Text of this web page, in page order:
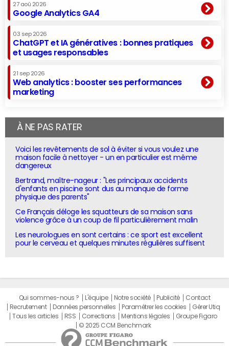
27 aoû 2026
Google Analytics GA4
03 sep 2026
ChatGPT et IA génératives : bonnes pratiques
et usages responsables
21 sep 2026
Web analytics : booster ses performances
marketing
À NE PAS RATER
Voici les revêtements de sol à éviter si vous voulez une
maison facile à nettoyer - un en particulier est même
dangereux
Bertrand, maître-nageur : "Les principaux accidents
d'enfants en piscine sont dus au manque de forme
physique des parents"
Ce Français déloge les squatteurs de sa maison sans
violence grâce à un coup de fil particulièrement malin
Les neurologues en sont certains : ce sport est excellent
pour le cerveau et quelques minutes régulières suffisent
Qui sommes-nous ? L'équipe Notre société Publicité
Contact
Recrutement
Données personnelles Paramétrer les cookies
Gérer Utiq
Tous les articles
RSS Corrections Mentions légales
Groupe Figaro
© 2025 CCM Benchmark